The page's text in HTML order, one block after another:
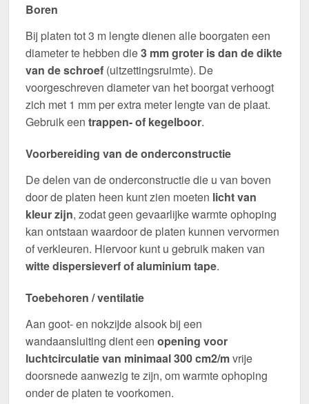
Boren
Bij platen tot 3 m lengte dienen alle boorgaten een
diameter te hebben die3 mm groter is dan de dikte
van de schroef (uitzettingsruimte). De
voorgeschreven diameter van het boorgat verhoogt
zich met 1 mm per extra meter lengte van de plaat.
Gebruik een trappen- of kegelboor.
Voorbereiding van de onderconstructie
De delen van de onderconstructie die u van boven
door de platen heen kunt zien moeten licht van
kleur zijn, zodat geen gevaarlijke warmte ophoping
kan ontstaan waardoor de platen kunnen vervormen
of verkleuren. Hiervoor kunt u gebruik maken van
witte dispersieverf of aluminium tape.
Toebehoren / ventilatie
Aan goot- en nokzijde alsook bij een
wandaansluiting dient een opening voor
luchtcirculatie van minimaal 300 cm2/mvrije
doorsnede aanwezig te zijn, om warmte ophoping
onder de platen te voorkomen.